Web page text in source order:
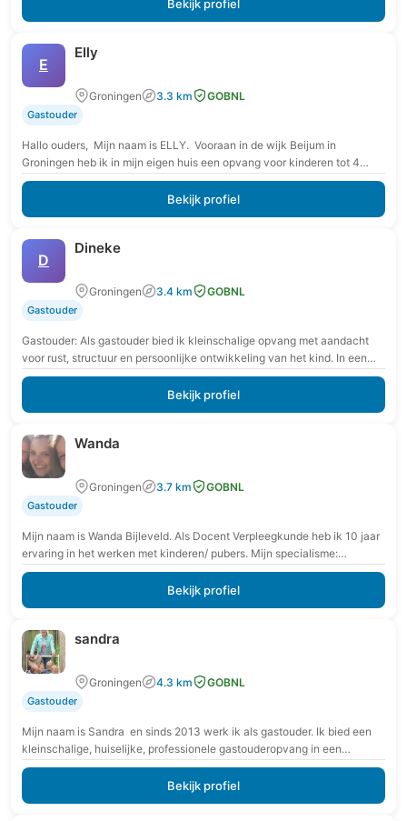
Bekijk profiel
E
Elly
Groningen 3.3 km GOBNL
Gastouder
Hallo ouders, Mijn naam is ELLY. Vooraan in de wijk Beijum in
Groningen heb ik in mijn eigen huis een opvang voor kinderen tot 4…
Bekijk profiel
D
Dineke
Groningen 3.4 km GOBNL
Gastouder
Gastouder: Als gastouder bied ik kleinschalige opvang met aandacht
voor rust, structuur en persoonlijke ontwikkeling van het kind. In een
veilige en vertrouwde omgeving krijgt…
Bekijk profiel
Wanda
Groningen 3.7 km GOBNL
Gastouder
Mijn naam is Wanda Bijleveld. Als Docent Verpleegkunde heb ik 10 jaar
ervaring in het werken met kinderen/ pubers. Mijn specialisme:
Interpersoonlijk contact en pedagogisch…
Bekijk profiel
sandra
Groningen 4.3 km GOBNL
Gastouder
Mijn naam is Sandra en sinds 2013 werk ik als gastouder. Ik bied een
kleinschalige, huiselijke, professionele gastouderopvang in een
rookvrije en veilige omgeving. Verder…
Bekijk profiel